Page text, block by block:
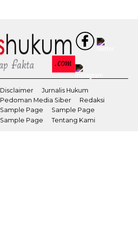
Disclaimer
Jurnalis Hukum
Pedoman Media Siber
Redaksi
Sample Page
Sample Page
Sample Page
Tentang Kami